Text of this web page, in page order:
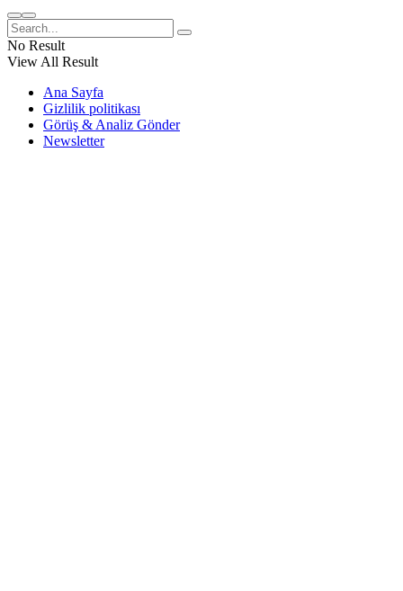
No Result
View All Result
Ana Sayfa
Gizlilik politikası
Görüş & Analiz Gönder
Newsletter